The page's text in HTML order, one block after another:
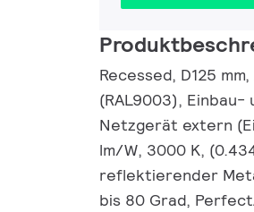
Recessed, D125
(RAL9003), Einbau-
Netzgerät extern
lm/W, 3000 K,
reflektierender
bis 80 Grad,